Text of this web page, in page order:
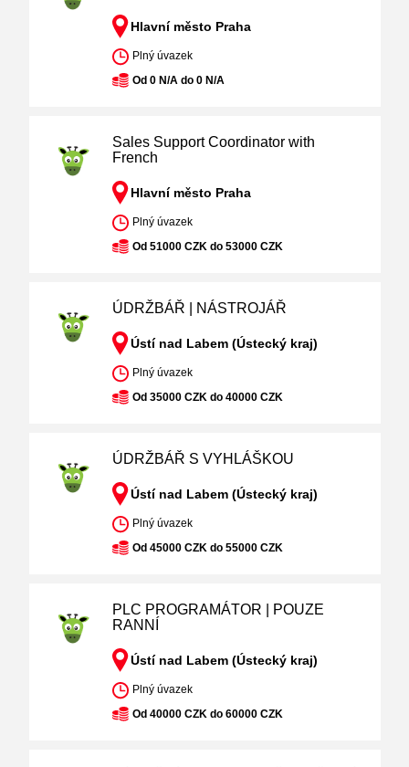
Hlavní město Praha
Plný úvazek
Od 0 N/A do 0 N/A
Sales Support Coordinator with
French
Hlavní město Praha
Plný úvazek
Od 51000 CZK do 53000 CZK
ÚDRŽBÁŘ | NÁSTROJÁŘ
Ústí nad Labem (Ústecký kraj)
Plný úvazek
Od 35000 CZK do 40000 CZK
ÚDRŽBÁŘ S VYHLÁŠKOU
Ústí nad Labem (Ústecký kraj)
Plný úvazek
Od 45000 CZK do 55000 CZK
PLC PROGRAMÁTOR | POUZE
RANNÍ
Ústí nad Labem (Ústecký kraj)
Plný úvazek
Od 40000 CZK do 60000 CZK